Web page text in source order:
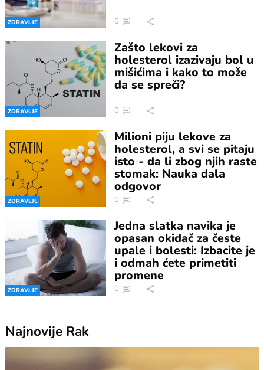
ZDRAVLJE 0
ZDRAVLJE
Zašto lekovi za
holesterol izazivaju bol u
mišićima i kako to može
da se spreči?
0
ZDRAVLJE
Milioni piju lekove za
holesterol, a svi se pitaju
isto - da li zbog njih raste
stomak: Nauka dala
odgovor
0
ZDRAVLJE
Jedna slatka navika je
opasan okidač za česte
upale i bolesti: Izbacite je
i odmah ćete primetiti
promene
0
Najnovije Rak